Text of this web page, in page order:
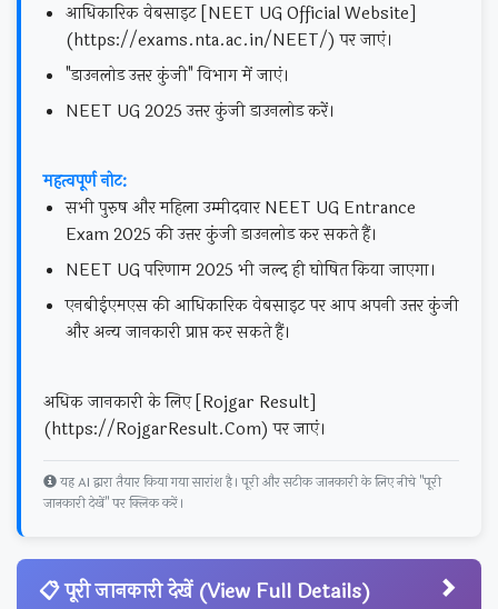
आधिकारिक वेबसाइट [NEET UG Official Website]
(https://exams.nta.ac.in/NEET/) पर जाएं।
"डाउनलोड उत्तर कुंजी" विभाग में जाएं।
NEET UG 2025 उत्तर कुंजी डाउनलोड करें।
महत्वपूर्ण नोट:
सभी पुरुष और महिला उम्मीदवार NEET UG Entrance
Exam 2025 की उत्तर कुंजी डाउनलोड कर सकते हैं।
NEET UG परिणाम 2025 भी जल्द ही घोषित किया जाएगा।
एनबीईएमएस की आधिकारिक वेबसाइट पर आप अपनी उत्तर कुंजी
और अन्य जानकारी प्राप्त कर सकते हैं।
अधिक जानकारी के लिए [Rojgar Result]
(https://RojgarResult.Com) पर जाएं।
यह AI द्वारा तैयार किया गया सारांश है। पूरी और सटीक जानकारी के लिए नीचे "पूरी
जानकारी देखें" पर क्लिक करें।
📋 पूरी जानकारी देखें (View Full Details)